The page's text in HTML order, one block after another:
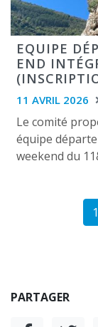
EQUIPE
END
11 AVRIL 2026
Le comité
équipe
weekend du
1
PARTAGER